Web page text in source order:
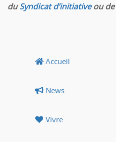
duSyndicat d’initiativeou de
Accueil
News
Vivre